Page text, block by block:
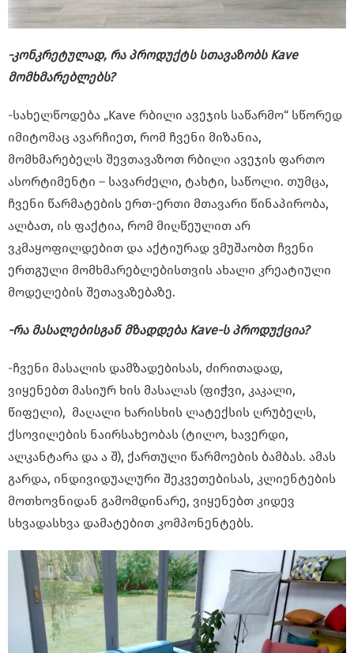
-კონკრეტულად, რა პროდუქტს სთავაზობს Kave
მომხმარებლებს?
-სახელწოდება „Kave რბილი ავეჯის საწარმო“ სწორედ
იმიტომაც ავარჩიეთ, რომ ჩვენი მიზანია,
მომხმარებელს შევთავაზოთ რბილი ავეჯის ფართო
ასორტიმენტი – სავარძელი, ტახტი, საწოლი. თუმცა,
ჩვენი წარმატების ერთ-ერთი მთავარი წინაპირობა,
ალბათ, ის ფაქტია, რომ მიღწეულით არ
ვკმაყოფილდებით და აქტიურად ვმუშაობთ ჩვენი
ერთგული მომხმარებლებისთვის ახალი კრეატიული
მოდელების შეთავაზებაზე.
-რა მასალებისგან მზადდება Kave-ს პროდუქცია?
-ჩვენი მასალის დამზადებისას, ძირითადად,
ვიყენებთ მასიურ ხის მასალას (ფიჭვი, კაკალი,
წიფელი), მაღალი ხარისხის ლატექსის ღრუბელს,
ქსოვილების ნაირსახეობას (ტილო, ხავერდი,
ალკანტარა და ა შ), ქართული წარმოების ბამბას. ამას
გარდა, ინდივიდუალური შეკვეთებისას, კლიენტების
მოთხოვნიდან გამომდინარე, ვიყენებთ კიდევ
სხვადასხვა დამატებით კომპონენტებს.